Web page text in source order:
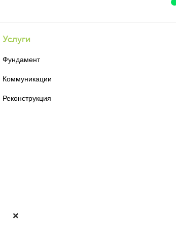
Услуги
Фундамент
Коммуникации
Реконструкция